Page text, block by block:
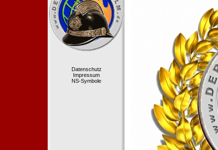
Datenschutz
Impressum
NS-Symbole